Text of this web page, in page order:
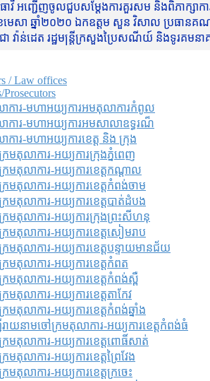
អញ្ជើញចូលជួបសម្តែងការគួរសម និងពិភាក្សាកា
េសា ឆ្នាំ២០២០ ឯកឧត្តម សួន វិសាល ប្រធានគណ
វ៉ាន់ដេត រដ្ឋមន្រ្តីក្រសួងប្រៃសណីយ៍ និងទូរគ
/ Law offices
Prosecutors
ការ-មហាអយ្យការអមតុលាការកំពូល
ការ-មហាអយ្យការអមសាលាឧទ្ធរណ៏
ការ-មហាអយ្យការខេត្ត និង ក្រុង
មតុលាការ-អយ្យការក្រុងភ្នំពេញ
រមតុលាការ-អយ្យការខេត្តកណ្តាល
មតុលាការ-អយ្យការខេត្តកំពង់ចាម
មតុលាការ-អយ្យការខេត្តបាត់ដំបង
រមតុលាការ-អយ្យការ​ក្រុងព្រះសីហនុ
មតុលាការ-អយ្យការខេត្តសៀមរាប
មតុលាការ-អយ្យការខេត្តបន្ទាយមានជ័យ
មតុលាការ-អយ្យការខេត្តកំពត
មតុលាការ-អយ្យការខេត្តកំពង់ស្ពឺ
មតុលាការ-អយ្យការខេត្តតាកែវ
មតុលាការ-អយ្យការខេត្តកំពង់ឆ្នាំង
ាយនាមចៅក្រមតុលាការ-អយ្យការខេត្តកំពង់ធំ
រមតុលាការ-អយ្យការខេត្តពោធិ៍សាត់
មតុលាការ-អយ្យការខេត្តព្រៃវែង
មតុលាការ-អយ្យការខេត្តក្រចេះ